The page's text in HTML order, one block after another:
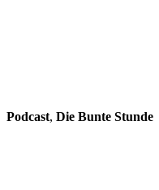
Podcast, Die Bunte Stunde